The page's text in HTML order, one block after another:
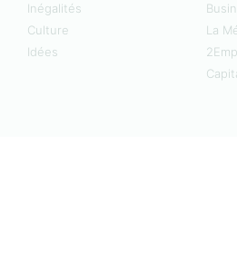
Inégalités
Culture
Idées
La